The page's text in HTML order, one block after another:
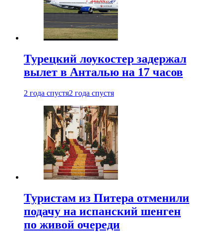
Турецкий лоукостер задержал
вылет в Анталью на 17 часов
2 года спустя2 года спустя
Туристам из Питера отменили
подачу на испанский шенген
по живой очереди